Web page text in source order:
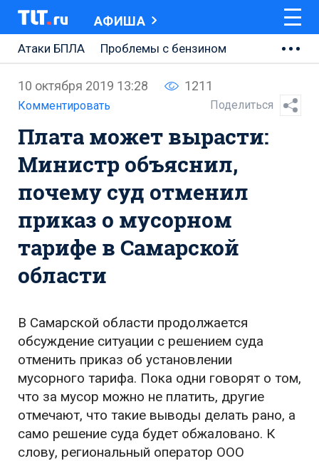
АФИША
Атаки БПЛА
Проблемы с бензином
АВТОВАЗ
Ремонт Центральной площади
Ремонт Обводного шоссе
Набережная Тольятти
Неделя Тольятти
10 октября 2019 13:28 1211
Комментировать Поделиться
Плата может вырасти:
Министр объяснил,
почему суд отменил
приказ о мусорном
тарифе в Самарской
области
В Самарской области продолжается
обсуждение ситуации с решением суда
отменить приказ об установлении
мусорного тарифа. Пока одни говорят о том,
что за мусор можно не платить, другие
отмечают, что такие выводы делать рано, а
само решение суда будет обжаловано. К
слову, региональный оператор ООО